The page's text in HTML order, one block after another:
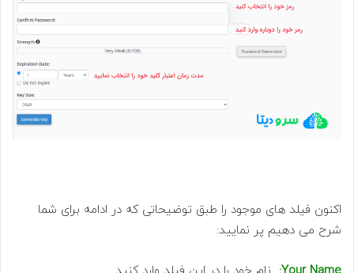
اکنون فیلد های موجود را طبق توضیحاتی که در ادامه برای شما
شرح می دهیم پر نمایید: